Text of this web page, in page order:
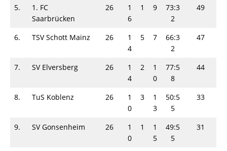
5.
1. FC
Saarbrücken
26
1
6
1 9
73:3
2
49
6. TSV Schott Mainz 26
1
4
5 7
66:3
2
47
7. SV Elversberg 26
1
4
2
1
0
77:5
8
44
8. TuS Koblenz 26
1
0
3
1
3
50:5
5
33
9. SV Gonsenheim 26
1
0
1
1
5
49:5
5
31